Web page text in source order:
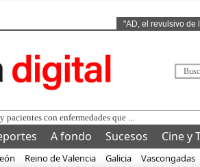
"AD, el revulsivo de
A fondo Sucesos Cine y
Reino de Valencia Galicia Vascongadas